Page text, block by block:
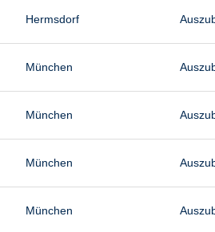
Hermsdorf
München
München
München
München